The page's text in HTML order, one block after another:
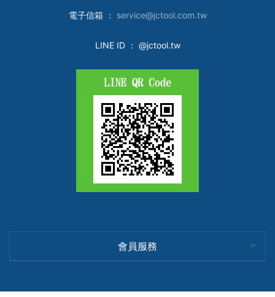
電子信箱 ： service@jctool.com.tw
LINE ID： @jctool.tw
會員服務